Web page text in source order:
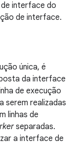
interface do
de interface.
única, é
da interface
de execução
serem realizadas
linhas de
separadas.
a interface de